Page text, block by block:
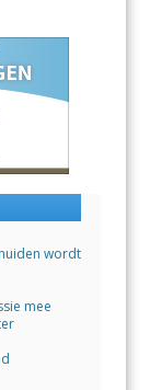
wordt
mee